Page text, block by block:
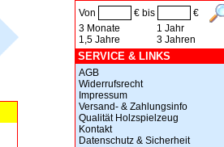
Von € bis
€
3 Monate
1,5 Jahre
1 Jahr
3 Jahren
SERVICE & LINKS
AGB
Widerrufsrecht
Impressum
Versand- & Zahlungsinfo
Qualität Holzspielzeug
Kontakt
Datenschutz & Sicherheit